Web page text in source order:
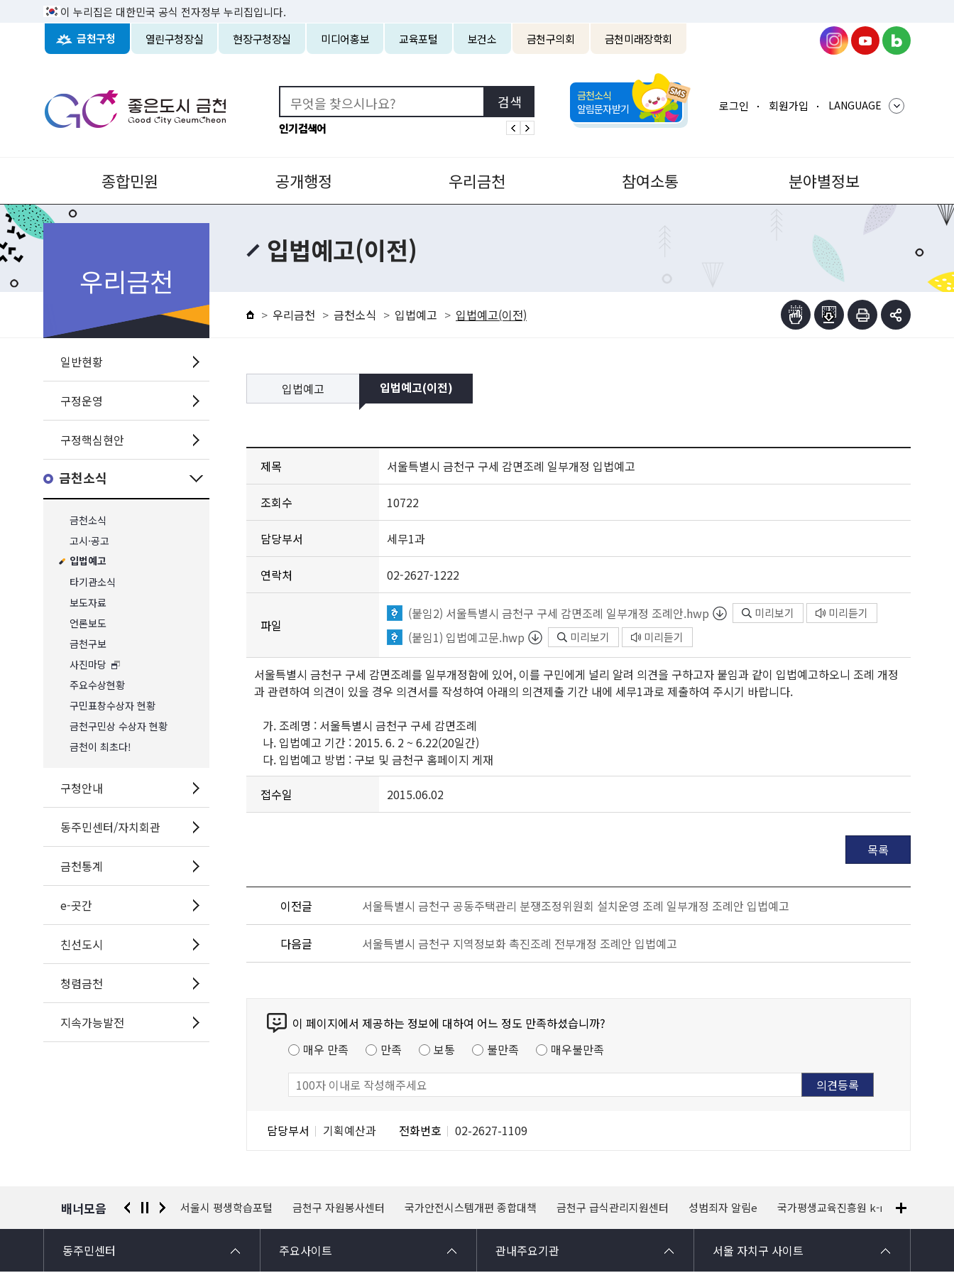
이 누리집은 대한민국 공식 전자정부 누리집입니다.
금천구청 열린구청장실 현장구청장실 미디어홍보 교육포털 보건소 금천구의회 금천미래장학회
인기검색어
금천소식
알림문자받기
로그인 회원가입 LANGUAGE
종합민원 공개행정 우리금천 참여소통 분야별정보
우리금천
일반현황
구정운영
구정핵심현안
금천소식
금천소식
고시·공고
입법예고
타기관소식
보도자료
언론보도
금천구보
사진마당
주요수상현황
구민표창수상자 현황
금천구민상 수상자 현황
금천이 최초다!
구청안내
동주민센터/자치회관
금천통계
e-곳간
친선도시
청렴금천
지속가능발전
입법예고(이전)
우리금천 금천소식 입법예고 입법예고(이전)
입법예고 입법예고(이전)
제목 서울특별시 금천구 구세 감면조례 일부개정 입법예고
조회수 10722
담당부서 세무1과
연락처 02-2627-1222
파일
(붙임2) 서울특별시 금천구 구세 감면조례 일부개정 조례안.hwp 미리보기 미리듣기
(붙임1) 입법예고문.hwp 미리보기 미리듣기
서울특별시 금천구 구세 감면조례를 일부개정함에 있어, 이를 구민에게 널리 알려 의견을 구하고자 붙임과 같이 입법예고하오니 조례 개정
과 관련하여 의견이 있을 경우 의견서를 작성하여 아래의 의견제출 기간 내에 세무1과로 제출하여 주시기 바랍니다.
가. 조례명 : 서울특별시 금천구 구세 감면조례
나. 입법예고 기간 : 2015. 6. 2 ~ 6.22(20일간)
다. 입법예고 방법 : 구보 및 금천구 홈페이지 게재
접수일 2015.06.02
목록
이전글 서울특별시 금천구 공동주택관리 분쟁조정위원회 설치운영 조례 일부개정 조례안 입법예고
다음글 서울특별시 금천구 지역정보화 촉진조례 전부개정 조례안 입법예고
이 페이지에서 제공하는 정보에 대하여 어느 정도 만족하셨습니까?
매우 만족
만족 보통 불만족 매우불만족
담당부서 기획예산과 전화번호 02-2627-1109
배너모음
경찰청 유실물 통합포털 서울시 평생학습포털 금천구 자원봉사센터 국가안전시스템개편 종합대책 금천구 급식관리지원센터 성범죄자 알림e 국가평생교육진흥원 k-mooc
동주민센터 주요사이트 관내주요기관 서울 자치구 사이트